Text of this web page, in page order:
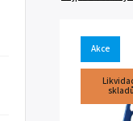
Akce
skladů